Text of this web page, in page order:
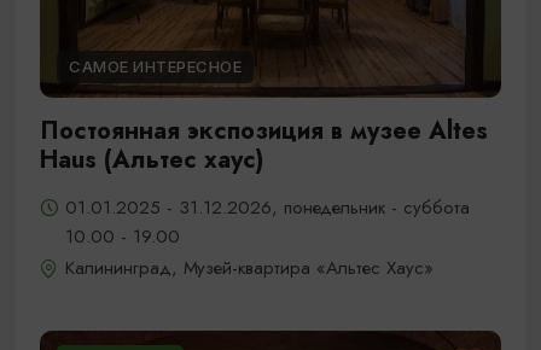
САМОЕ ИНТЕРЕСНОЕ
Постоянная экспозиция в музее Altes
Haus (Альтес хаус)
01.01.2025 - 31.12.2026, понедельник - суббота
10.00 - 19.00
Калининград, Музей-квартира «Альтес Хаус»